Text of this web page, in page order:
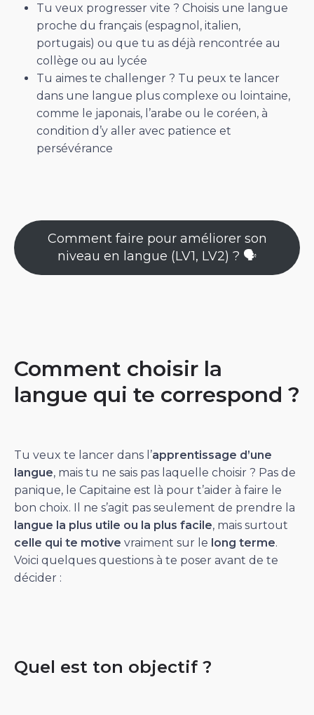
Tu veux progresser vite ? Choisis une langue
proche du français (espagnol, italien,
portugais) ou que tu as déjà rencontrée au
collège ou au lycée
Tu aimes te challenger ? Tu peux te lancer
dans une langue plus complexe ou lointaine,
comme le japonais, l’arabe ou le coréen, à
condition d’y aller avec patience et
persévérance
Comment faire pour améliorer son
niveau en langue (LV1, LV2) ? 🗣️
Comment choisir la
langue qui te correspond ?
Tu veux te lancer dans l’apprentissage d’une
langue, mais tu ne sais pas laquelle choisir ? Pas de
panique, le Capitaine est là pour t’aider à faire le
bon choix. Il ne s’agit pas seulement de prendre la
langue la plus utile ou la plus facile, mais surtout
celle qui te motive vraiment sur le long terme.
Voici quelques questions à te poser avant de te
décider :
Quel est ton objectif ?